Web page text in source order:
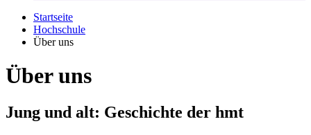
Startseite
Hochschule
Über uns
Über uns
Jung und alt: Geschichte der hmt